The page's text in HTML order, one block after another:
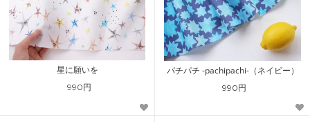
星に願いを
990円
パチパチ -pachipachi-（ネイビー）
990円